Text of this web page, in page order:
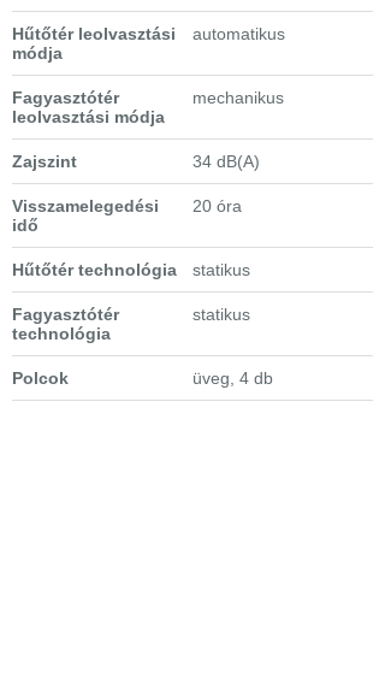
Hűtőtér leolvasztási
módja
automatikus
Fagyasztótér
leolvasztási módja
mechanikus
Zajszint 34 dB(A)
Visszamelegedési
idő
20 óra
Hűtőtér technológia statikus
Fagyasztótér
technológia
statikus
Polcok üveg, 4 db